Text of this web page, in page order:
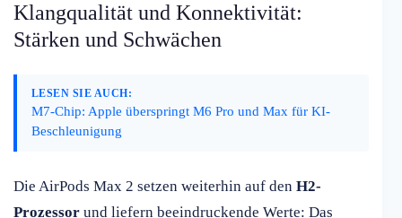
Klangqualität und Konnektivität:
Stärken und Schwächen
LESEN SIE AUCH:
M7-Chip: Apple überspringt M6 Pro und Max für KI-
Beschleunigung
Die AirPods Max 2 setzen weiterhin auf den H2-
Prozessor und liefern beeindruckende Werte: Das